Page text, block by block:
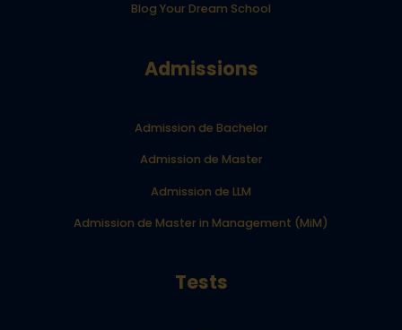
Blog Your Dream School
Admissions
Admission de Bachelor
Admission de Master
Admission de LLM
Admission de Master in Management (MiM)
Tests